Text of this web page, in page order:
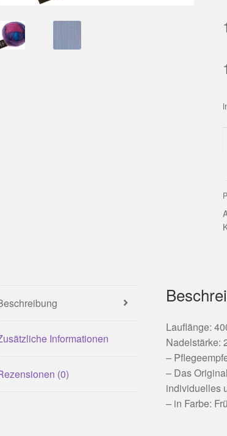
Informationen
(0)
Lauflänge:
Nadelstärke:
–
– Das
individuelles
– in Farbe: